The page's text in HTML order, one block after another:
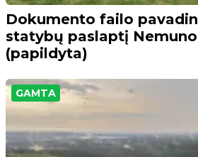
Dokumento failo
statybų paslaptį
(papildyta)
GAMTA